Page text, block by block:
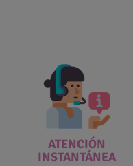
ATENCIÓN
INSTANTÁNEA